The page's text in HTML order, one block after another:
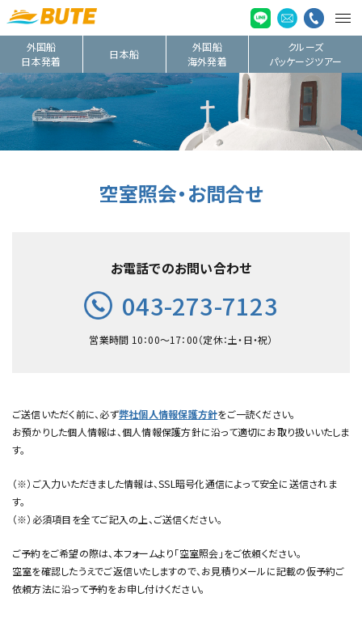
外国船
日本発着
日本船
外国船
海外発着
クルーズ
パッケージツアー
空室照会・お問合せ
お電話でのお問い合わせ
043-273-7123
営業時間 10：00〜17：00（定休：土・日・祝）
ご送信いただく前に、必ず弊社個人情報保護方針をご一読ください。
お預かりした個人情報は、個人情報保護方針に沿って適切にお取り扱いいたしま
す。
（※）ご入力いただきました情報は、SSL暗号化通信によって安全に送信されま
す。
（※）必須項目を全てご記入の上、ご送信ください。
ご予約をご希望の際は、本フォームより「空室照会」をご依頼ください。
空室を確認したうえでご返信いたしますので、お見積りメールに記載の仮予約ご
依頼方法に沿って予約をお申し付けください。